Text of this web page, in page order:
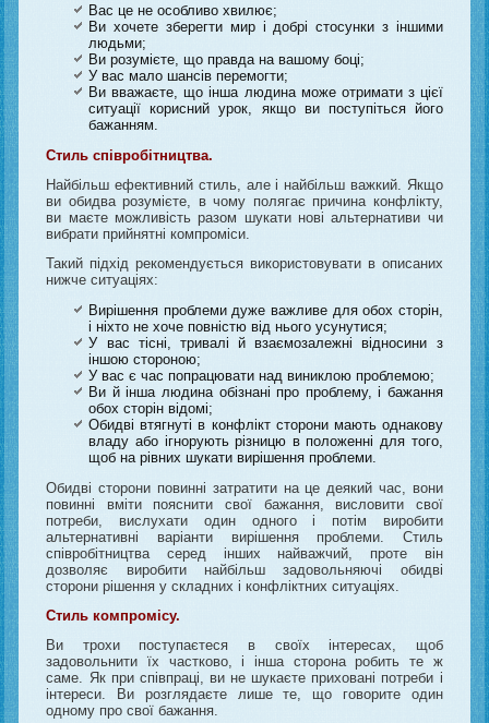
Вас це не особливо хвилює;
Ви хочете зберегти мир і добрі стосунки з іншими
людьми;
Ви розумієте, що правда на вашому боці;
У вас мало шансів перемогти;
Ви вважаєте, що інша людина може отримати з цієї
ситуації корисний урок, якщо ви поступіться його
бажанням.
Стиль співробітництва.
Найбільш ефективний стиль, але і найбільш важкий. Якщо
ви обидва розумієте, в чому полягає причина конфлікту,
ви маєте можливість разом шукати нові альтернативи чи
вибрати прийнятні компроміси.
Такий підхід рекомендується використовувати в описаних
нижче ситуаціях:
Вирішення проблеми дуже важливе для обох сторін,
і ніхто не хоче повністю від нього усунутися;
У вас тісні, тривалі й взаємозалежні відносини з
іншою стороною;
У вас є час попрацювати над виниклою проблемою;
Ви й інша людина обізнані про проблему, і бажання
обох сторін відомі;
Обидві втягнуті в конфлікт сторони мають однакову
владу або ігнорують різницю в положенні для того,
щоб на рівних шукати вирішення проблеми.
Обидві сторони повинні затратити на це деякий час, вони
повинні вміти пояснити свої бажання, висловити свої
потреби, вислухати один одного і потім виробити
альтернативні варіанти вирішення проблеми. Стиль
співробітництва серед інших найважчий, проте він
дозволяє виробити найбільш задовольняючі обидві
сторони рішення у складних і конфліктних ситуаціях.
Стиль компромісу.
Ви трохи поступаєтеся в своїх інтересах, щоб
задовольнити їх частково, і інша сторона робить те ж
саме. Як при співпраці, ви не шукаєте приховані потреби і
інтереси. Ви розглядаєте лише те, що говорите один
одному про свої бажання.